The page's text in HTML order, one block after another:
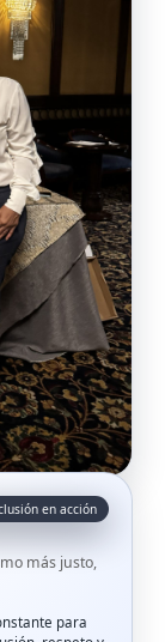
en acción
más justo,
para